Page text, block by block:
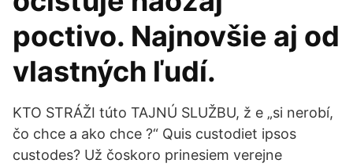
poctivo. Najnovšie aj od
vlastných ľudí.
KTO STRÁŽI túto TAJNÚ SLUŽBU, ž e „si nerobí,
čo chce a ako chce ?“ Quis custodiet ipsos
custodes? Už čoskoro prinesiem verejne